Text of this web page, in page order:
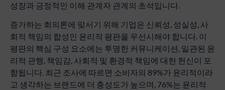
성장과 긍정적인 이해 관계자 관계의 초석입니다.
증가하는 회의론에 맞서기 위해 기업은 신뢰성, 성실성, 사
회적 책임의 합성인 윤리적 평판을 우선시해야 합니다. 이
평판의 핵심 구성 요소에는 투명한 커뮤니케이션, 일관된 윤
리적 관행, 책임감, 사회적 및 환경적 책임에 대한 헌신이 포
함됩니다. 최근 조사에 따르면 소비자의 89%가 윤리적이라
고 생각하는 브랜드에 더 충성도가 높으며, 76%는 윤리적